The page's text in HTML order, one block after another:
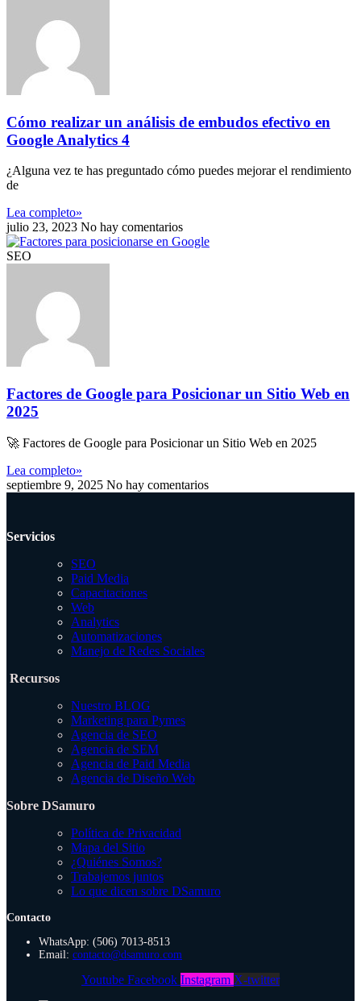
Cómo realizar un análisis de embudos efectivo en
Google Analytics 4
¿Alguna vez te has preguntado cómo puedes mejorar el rendimiento
de
Lea completo»
julio 23, 2023 No hay comentarios
SEO
Factores de Google para Posicionar un Sitio Web en
2025
🚀 Factores de Google para Posicionar un Sitio Web en 2025
Lea completo»
septiembre 9, 2025 No hay comentarios
Servicios
SEO
Paid Media
Capacitaciones
Web
Analytics
Automatizaciones
Manejo de Redes Sociales
Recursos
Nuestro BLOG
Marketing para Pymes
Agencia de SEO
Agencia de SEM
Agencia de Paid Media
Agencia de Diseño Web
Sobre DSamuro
Política de Privacidad
Mapa del Sitio
¿Quiénes Somos?
Trabajemos juntos
Lo que dicen sobre DSamuro
Contacto
WhatsApp: (506) 7013-8513
Email: contacto@dsamuro.com
Youtube Facebook Instagram X-twitter